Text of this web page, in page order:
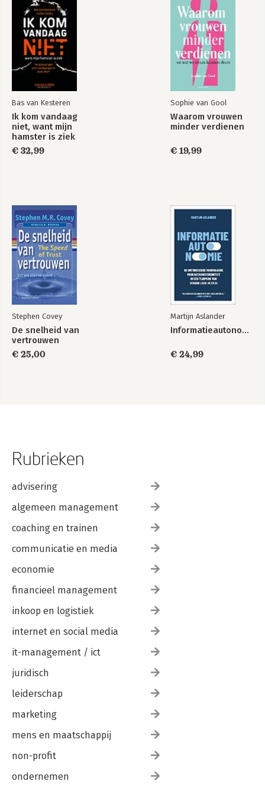
werken zoals IK BEN niet alleen op de
wereld, genomineerd voor de Beste
Business en Management Boek Awards,
en EETlust, dat zich verdiept in de
mentaliteit van gerenommeerde chef-
koks over de hele wereld.
Bas van Kesteren
Ik kom vandaag
niet, want mijn
hamster is ziek
€ 32,99
Sophie van Gool
Waarom vrouwen
minder verdienen
€ 19,99
Stephen Covey
De snelheid van
vertrouwen
€ 25,00
Martijn Aslander
Informatieautonomie
€ 24,99
Rubrieken
advisering
algemeen management
coaching en trainen
communicatie en media
economie
financieel management
inkoop en logistiek
internet en social media
it-management / ict
juridisch
leiderschap
marketing
mens en maatschappij
non-profit
ondernemen